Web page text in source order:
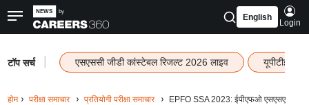
English
Login
टॉप सर्च एसएससी जीडी कांस्टेबल रिजल्ट 2026 लाइव यूपीटीईटी
होम परीक्षा समाचार प्रतियोगी परीक्षा समाचार
EPFO SSA 2023: ईपीएफओ एसएसए